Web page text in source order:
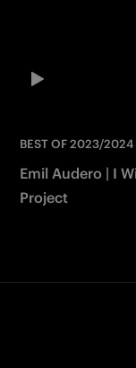
BEST OF 2023/2024
Emil Audero | I
Project